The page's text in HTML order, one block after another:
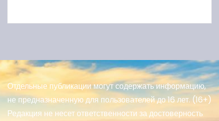
Отдельные публикации могут содержать информацию,
не предназначенную для пользователей до 16 лет. (16+)
Редакция не несет ответственности за достоверность